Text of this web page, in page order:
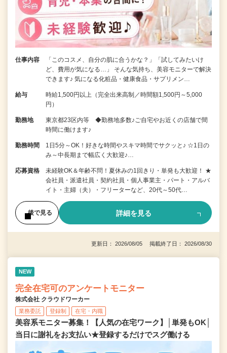
仕事内容
「このコスメ、自分の肌に合うかな？」「試してみたいけ
ど、費用が気になる…」 そんな気持ち、美容モニターで解決
できます♪ 気になる化粧品・健康食品・サプリメン…
給与
時給1,500円以上（完全出来高制／時間額1,500円～5,000
円）
勤務地
東京都23区内等 ◆勤務地多数♪ご自宅やお近くの店舗で間
時間に働けます♪
勤務時間
1日5分～OK！好きな時間やスキマ時間でサクッと♪ ☆1日の
み～中長期まで幅広く大歓迎♪…
応募資格
未経験OK＆年齢不問！夏休みの1回きり・単発も大歓迎！ ★
会社員・派遣社員・契約社員・個人事業主・パート・アルバ
イト・主婦（夫）・フリーターなど、20代～50代…
後で見る 詳細を見る
更新日： 2026/08/05 掲載終了日： 2026/08/30
NEW
完全在宅可のアンケートモニター
株式会社 クラウドワーカー
業務委託 登録制 在宅・内職
美容系モニター募集！【人気の在宅ワーク】│単発もOK│
当日に謝礼をお支払い★登録するだけでスグ働ける